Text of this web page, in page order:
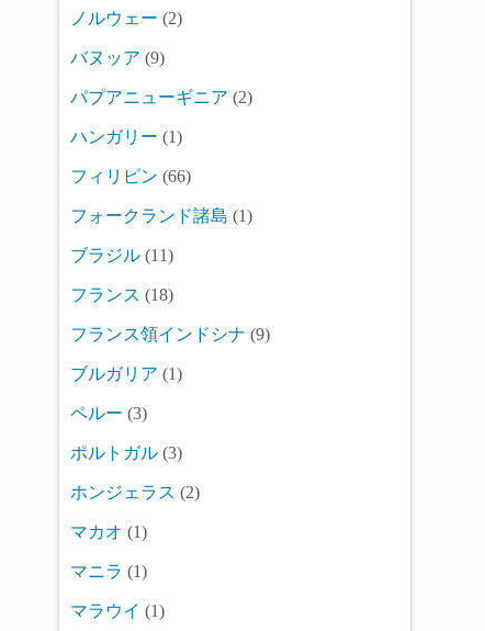
ノルウェー (2)
バヌッア (9)
パプアニューギニア (2)
ハンガリー (1)
フィリピン (66)
フォークランド諸島 (1)
ブラジル (11)
フランス (18)
フランス領インドシナ (9)
ブルガリア (1)
ペルー (3)
ポルトガル (3)
ホンジェラス (2)
マカオ (1)
マニラ (1)
マラウイ (1)